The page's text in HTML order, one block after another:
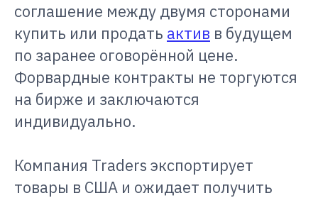
соглашение между двумя сторонами
купить или продать актив в будущем
по заранее оговорённой цене.
Форвардные контракты не торгуются
на бирже и заключаются
индивидуально.
Компания Traders экспортирует
товары в США и ожидает получить